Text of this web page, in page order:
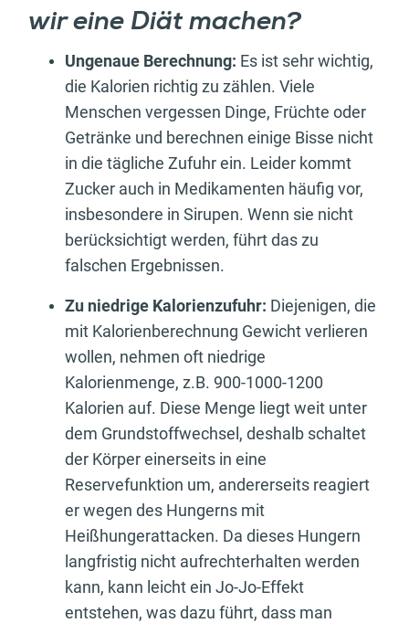
wir eine Diät machen?
Ungenaue Berechnung: Es ist sehr wichtig,
die Kalorien richtig zu zählen. Viele
Menschen vergessen Dinge, Früchte oder
Getränke und berechnen einige Bisse nicht
in die tägliche Zufuhr ein. Leider kommt
Zucker auch in Medikamenten häufig vor,
insbesondere in Sirupen. Wenn sie nicht
berücksichtigt werden, führt das zu
falschen Ergebnissen.
Zu niedrige Kalorienzufuhr: Diejenigen, die
mit Kalorienberechnung Gewicht verlieren
wollen, nehmen oft niedrige
Kalorienmenge, z.B. 900-1000-1200
Kalorien auf. Diese Menge liegt weit unter
dem Grundstoffwechsel, deshalb schaltet
der Körper einerseits in eine
Reservefunktion um, andererseits reagiert
er wegen des Hungerns mit
Heißhungerattacken. Da dieses Hungern
langfristig nicht aufrechterhalten werden
kann, kann leicht ein Jo-Jo-Effekt
entstehen, was dazu führt, dass man